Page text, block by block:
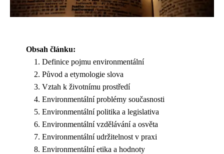
Obsah článku:
Definice pojmu environmentální
Původ a etymologie slova
Vztah k životnímu prostředí
Environmentální problémy současnosti
Environmentální politika a legislativa
Environmentální vzdělávání a osvěta
Environmentální udržitelnost v praxi
Environmentální etika a hodnoty